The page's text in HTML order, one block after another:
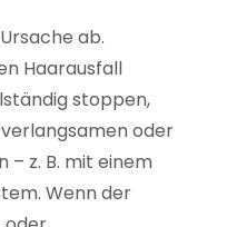
ab.
Haarausfall
stoppen,
oder
– z. B. mit einem
Wenn der